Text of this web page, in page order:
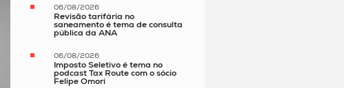
06/08/2026
Revisão tarifária no
saneamento é tema de consulta
pública da ANA
06/08/2026
Imposto Seletivo é tema no
podcast Tax Route com o sócio
Felipe Omori